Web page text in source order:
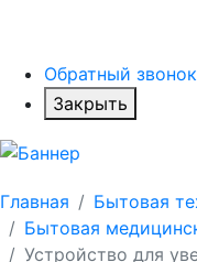
Обратный звонок
Закрыть
Главная
Бытовая
Бытовая
Устройство для